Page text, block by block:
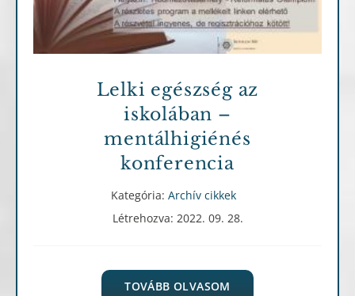
Lelki egészség az
iskolában –
mentálhigiénés
konferencia
Kategória: Archív cikkek
Létrehozva: 2022. 09. 28.
TOVÁBB OLVASOM